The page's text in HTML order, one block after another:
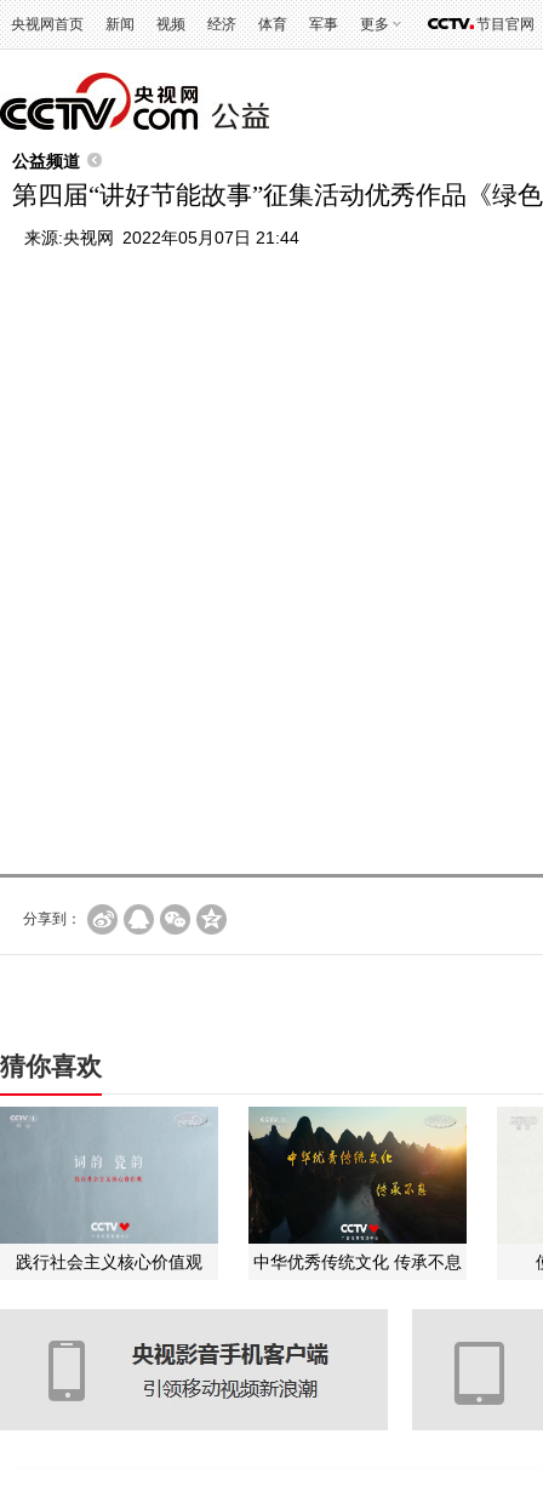
央视网首页 新闻 视频 经济 体育 军事 更多 节目官网
公益频道
第四届“讲好节能故事”征集活动优秀作品《绿
来源:央视网 2022年05月07日 21:44
分享到：
猜你喜欢
践行社会主义核心价值观 中华优秀传统文化 传承不息